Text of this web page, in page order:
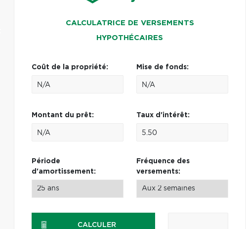
CALCULATRICE DE VERSEMENTS
HYPOTHÉCAIRES
Coût de la propriété: Mise de fonds:
Montant du prêt: Taux d'intérêt:
Période
d'amortissement:
Fréquence des
versements:
CALCULER